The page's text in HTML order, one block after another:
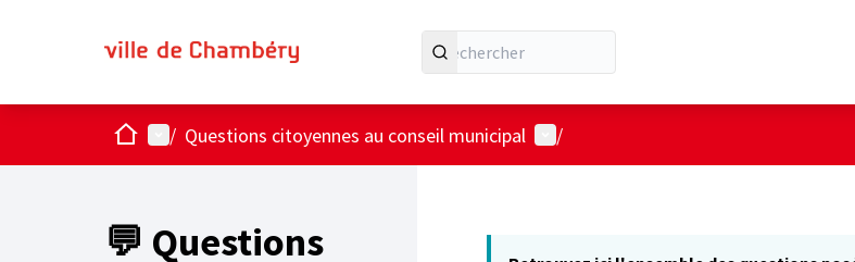
AccueilMenu principal
/ Questions citoyennes au conseil municipal Menu utilisateur
/
💬 Questions